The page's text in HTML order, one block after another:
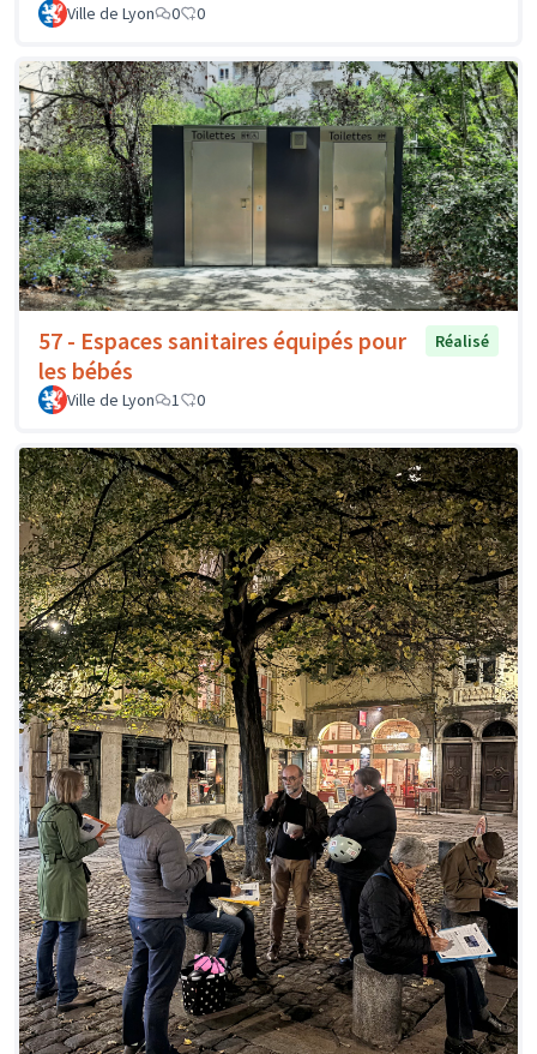
Ville de Lyon 0 0
57 - Espaces sanitaires équipés pour
les bébés
Réalisé
Ville de Lyon 1 0